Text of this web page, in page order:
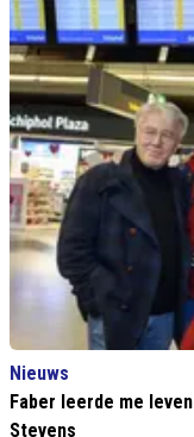
Nieuws
Faber leerde me
Stevens